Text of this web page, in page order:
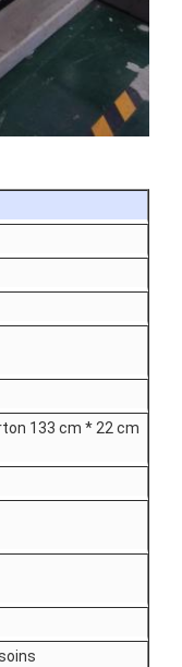
133 cm * 22 cm